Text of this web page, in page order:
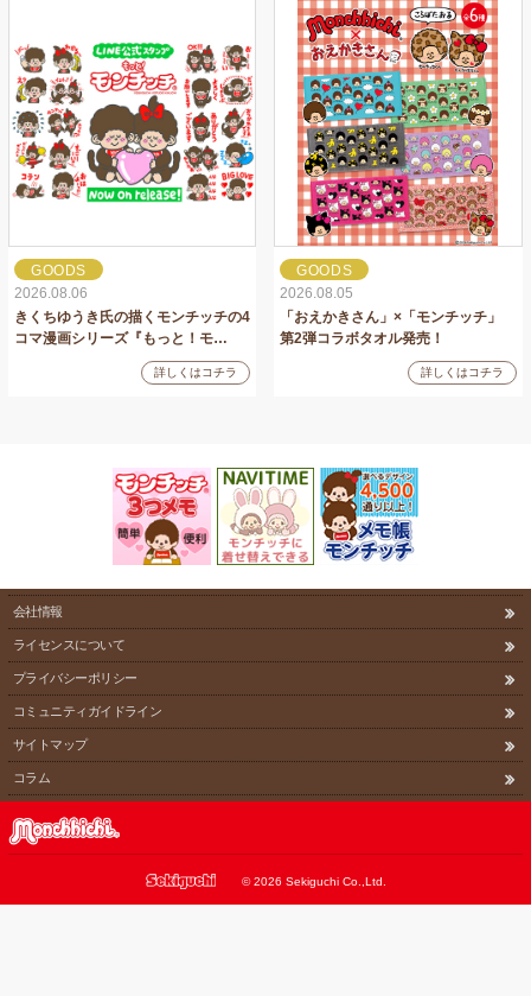
GOODS
2026.08.06
きくちゆうき氏の描くモンチッチの4
コマ漫画シリーズ『もっと！モ…
詳しくはコチラ
GOODS
2026.08.05
「おえかきさん」×「モンチッチ」
第2弾コラボタオル発売！
詳しくはコチラ
会社情報
ライセンスについて
プライバシーポリシー
コミュニティガイドライン
サイトマップ
コラム
©2026 Sekiguchi Co.,Ltd.